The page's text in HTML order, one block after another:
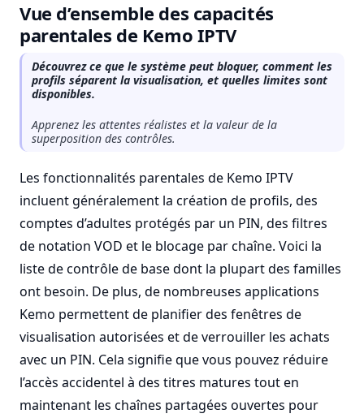
Vue d’ensemble des capacités
parentales de Kemo IPTV
Découvrez ce que le système peut bloquer, comment les
profils séparent la visualisation, et quelles limites sont
disponibles.
Apprenez les attentes réalistes et la valeur de la
superposition des contrôles.
Les fonctionnalités parentales de Kemo IPTV
incluent généralement la création de profils, des
comptes d’adultes protégés par un PIN, des filtres
de notation VOD et le blocage par chaîne. Voici la
liste de contrôle de base dont la plupart des familles
ont besoin. De plus, de nombreuses applications
Kemo permettent de planifier des fenêtres de
visualisation autorisées et de verrouiller les achats
avec un PIN. Cela signifie que vous pouvez réduire
l’accès accidentel à des titres matures tout en
maintenant les chaînes partagées ouvertes pour